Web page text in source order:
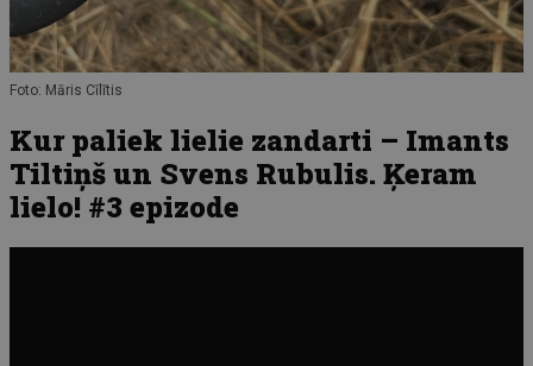
Foto: Māris Cīlītis
Kur paliek lielie zandarti – Imants
Tiltiņš un Svens Rubulis. Ķeram
lielo! #3 epizode